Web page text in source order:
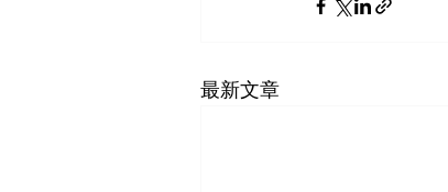
最新文章